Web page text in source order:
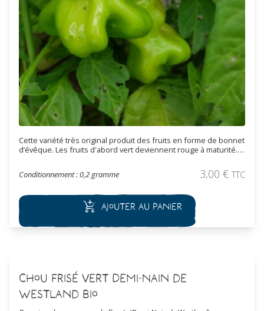
Cette variété très original produit des fruits en forme de bonnet
d’évêque. Les fruits d'abord vert deviennent rouge à maturité.
consommée, cette plante porte un intérêt ornemental certain
Conditionnement : 0,2 gramme 3,00 € TTC
Ajouter au panier
Chou Frisé Vert Demi-Nain de
Westland Bio